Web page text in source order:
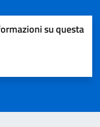
su questa
5